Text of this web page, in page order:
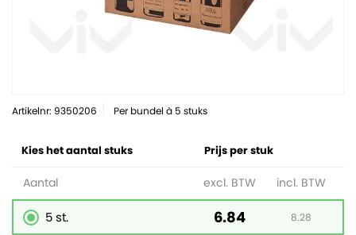
Artikelnr: 9350206 Per bundel à 5 stuks
Kies het aantal stuks Prijs per stuk
Aantal excl. BTW incl. BTW
5 st. 6.84 8.28